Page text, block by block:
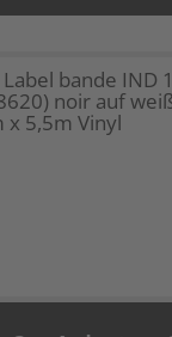
bande IND
noir auf
x 5,5m Vinyl